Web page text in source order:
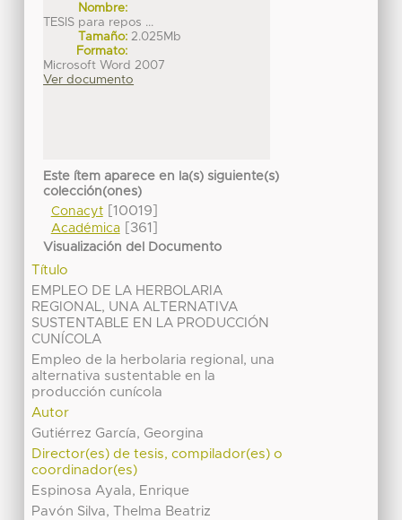
Nombre:
TESIS para repos ...
Tamaño: 2.025Mb
Formato:
Microsoft Word 2007
Ver documento
Este ítem aparece en la(s) siguiente(s)
colección(ones)
Conacyt[10019]
Académica[361]
Visualización del Documento
Título
EMPLEO DE LA HERBOLARIA
REGIONAL, UNA ALTERNATIVA
SUSTENTABLE EN LA PRODUCCIÓN
CUNÍCOLA
Empleo de la herbolaria regional, una
alternativa sustentable en la
producción cunícola
Autor
Gutiérrez García, Georgina
Director(es) de tesis, compilador(es) o
coordinador(es)
Espinosa Ayala, Enrique
Pavón Silva, Thelma Beatriz